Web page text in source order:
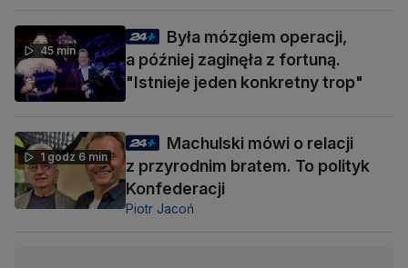
45 min
Była mózgiem operacji,
a później zaginęła z fortuną.
"Istnieje jeden konkretny trop"
1 godz 6 min
Machulski mówi o relacji
z przyrodnim bratem. To polityk
Konfederacji
Piotr Jacoń